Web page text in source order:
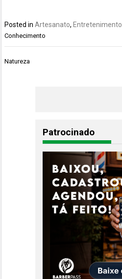
Posted inArtesanato, Entretenimento
Conhecimento
Navegação
Natureza
Patrocinado